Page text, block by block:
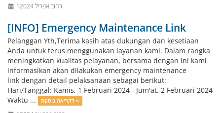
1רחוב אפריל 2024
[INFO] Emergency Maintenance Link
Pelanggan Yth,Terima kasih atas dukungan dan kesetiaan
Anda untuk terus menggunakan layanan kami. Dalam rangka
meningkatkan kualitas pelayanan, bersama dengan ini kami
informasikan akan dilakukan emergency maintenance
link dengan detail pelaksanaan sebagai berikut:
Hari/Tanggal: Kamis, 1 Februari 2024 - Jum'at, 2 Februari 2024
Waktu ...
לקריאה נוספת »